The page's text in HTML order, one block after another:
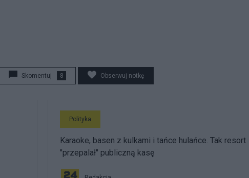
Skomentuj 8 Obserwuj notkę
Polityka
Karaoke, basen z kulkami i tańce hulańce. Tak resort
"przepalał" publiczną kasę